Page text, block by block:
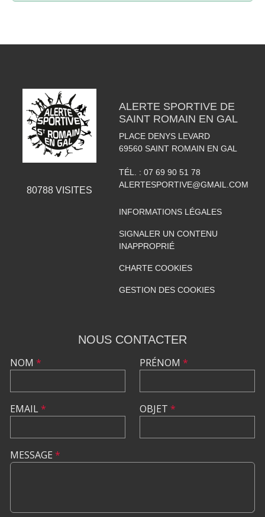
80788VISITES
ALERTE SPORTIVE DE
SAINT ROMAIN EN GAL
PLACE DENYS LEVARD
69560 SAINT ROMAIN EN GAL
TÉL. : 07 69 90 51 78
ALERTESPORTIVE@GMAIL.COM
INFORMATIONS LÉGALES
SIGNALER UN CONTENU
INAPPROPRIÉ
CHARTE COOKIES
GESTION DES COOKIES
NOUS CONTACTER
NOM *
EMAIL*
PRÉNOM *
OBJET *
MESSAGE *